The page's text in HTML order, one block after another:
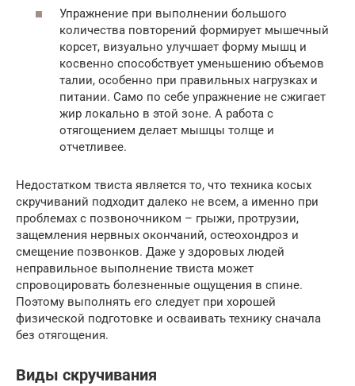
Упражнение при выполнении большого
количества повторений формирует мышечный
корсет, визуально улучшает форму мышц и
косвенно способствует уменьшению объемов
талии, особенно при правильных нагрузках и
питании. Само по себе упражнение не сжигает
жир локально в этой зоне. А работа с
отягощением делает мышцы толще и
отчетливее.
Недостатком твиста является то, что техника косых
скручиваний подходит далеко не всем, а именно при
проблемах с позвоночником – грыжи, протрузии,
защемления нервных окончаний, остеохондроз и
смещение позвонков. Даже у здоровых людей
неправильное выполнение твиста может
спровоцировать болезненные ощущения в спине.
Поэтому выполнять его следует при хорошей
физической подготовке и осваивать технику сначала
без отягощения.
Виды скручивания